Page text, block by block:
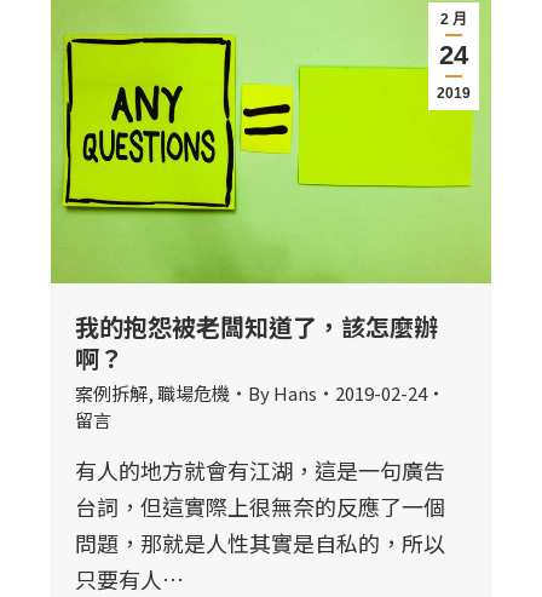
2 月
24
2019
我的抱怨被老闆知道了，該怎麼辦
啊？
案例拆解,職場危機 ByHans
2019-02-24
留言
有人的地方就會有江湖，這是一句廣告
台詞，但這實際上很無奈的反應了一個
問題，那就是人性其實是自私的，所以
只要有人…